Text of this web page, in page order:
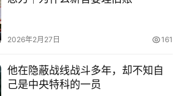
2026年2月27日 161
他在隐蔽战线战斗多年，却不知自
己是中央特科的一员